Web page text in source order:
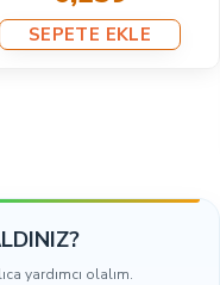
5,81₺
yardımcı olalım.